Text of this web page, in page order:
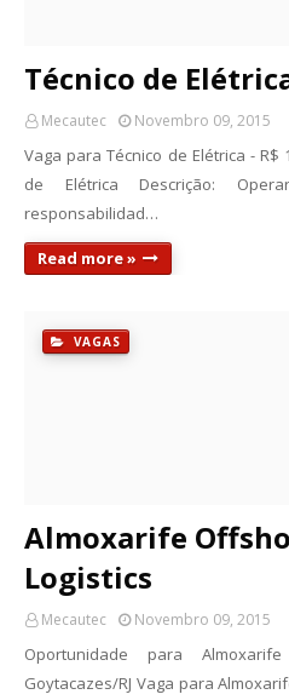
Técnico de
Mecautec Novembro 09, 2015
Vaga para Técnico de Elétrica - R$
de Elétrica Descrição:
responsabilidad…
Read more »
VAGAS
Almoxarife
Logistics
Mecautec Novembro 09, 2015
Oportunidade para
Goytacazes/RJ Vaga para